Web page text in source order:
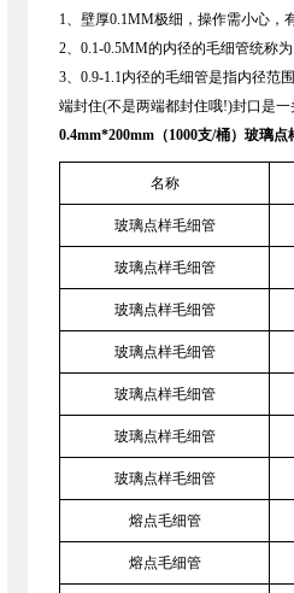
1、壁厚0.1MM极细，操作需小心，
2、0.1-0.5MM的内径的毛细管统称
3、0.9-1.1内径的毛细管是指内径范
端封住(不是两端都封住哦!)封口是
0.4mm*200mm（1000支/桶）玻璃点
名称
玻璃点样毛细管
玻璃点样毛细管
玻璃点样毛细管
玻璃点样毛细管
玻璃点样毛细管
玻璃点样毛细管
玻璃点样毛细管
熔点毛细管
熔点毛细管